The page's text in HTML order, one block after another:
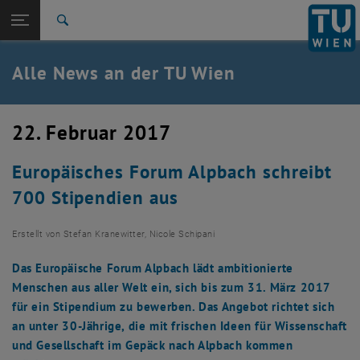
TU Login
Quicklinks
Quicklinks-Menü umschalten
Studium
Karriere
Zurück: Subseiten von TU Wien Startseite auflisten
Zurück zur letzten Ebene:
TU Wien Startseite
Übersicht
Alle News an der TU Wien
22. Februar 2017
Europäisches Forum Alpbach schreibt
700 Stipendien aus
Erstellt von Stefan Kranewitter, Nicole Schipani
Das Europäische Forum Alpbach lädt ambitionierte
Menschen aus aller Welt ein, sich bis zum 31. März 2017
für ein Stipendium zu bewerben. Das Angebot richtet sich
an unter 30-Jährige, die mit frischen Ideen für Wissenschaft
und Gesellschaft im Gepäck nach Alpbach kommen